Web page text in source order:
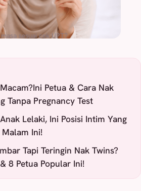
sesuai cek UPT?
Petua & Cara Nak
Tanpa Pregnancy Test
Lelaki, Ini Posisi Intim Yang
Ini!
Tapi Teringin Nak Twins?
8 Petua Popular Ini!